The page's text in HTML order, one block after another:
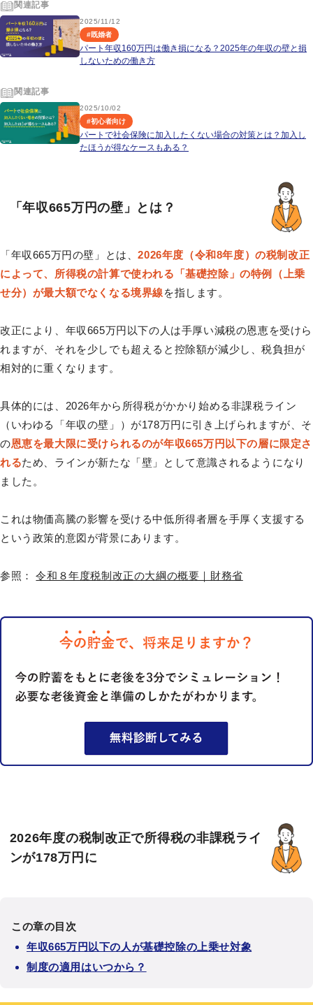
関連記事
2025/11/12
#既婚者
パート年収160万円は働き損になる？2025年の年収の壁と損
しないための働き方
関連記事
2025/10/02
#初心者向け
パートで社会保険に加入したくない場合の対策とは？加入し
たほうが得なケースもある？
「年収665万円の壁」とは？
「年収665万円の壁」とは、2026年度（令和8年度）の税制改正
によって、所得税の計算で使われる「基礎控除」の特例（上乗
せ分）が最大額でなくなる境界線を指します。
改正により、年収665万円以下の人は手厚い減税の恩恵を受けら
れますが、それを少しでも超えると控除額が減少し、税負担が
相対的に重くなります。
具体的には、2026年から所得税がかかり始める非課税ライン
（いわゆる「年収の壁」）が178万円に引き上げられますが、そ
の恩恵を最大限に受けられるのが年収665万円以下の層に限定さ
れるため、ラインが新たな「壁」として意識されるようになり
ました。
これは物価高騰の影響を受ける中低所得者層を手厚く支援する
という政策的意図が背景にあります。
参照：令和８年度税制改正の大綱の概要｜財務省
2026年度の税制改正で所得税の非課税ライ
ンが178万円に
この章の目次
年収665万円以下の人が基礎控除の上乗せ対象
制度の適用はいつから？